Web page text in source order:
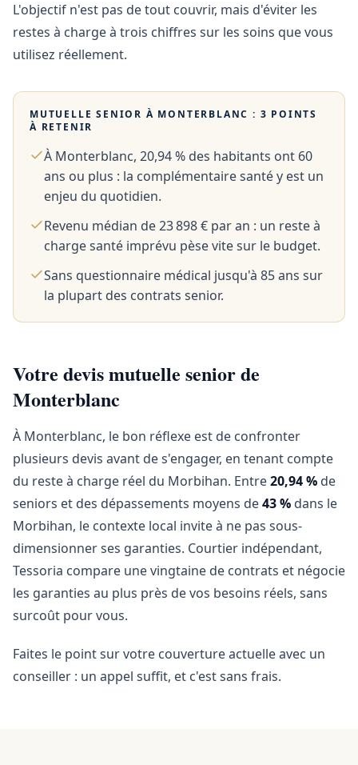
L'objectif n'est pas de tout couvrir, mais d'éviter les
restes à charge à trois chiffres sur les soins que vous
utilisez réellement.
MUTUELLE SENIOR À MONTERBLANC : 3 POINTS
À RETENIR
À Monterblanc, 20,94 % des habitants ont 60
ans ou plus : la complémentaire santé y est un
enjeu du quotidien.
Revenu médian de 23 898 € par an : un reste à
charge santé imprévu pèse vite sur le budget.
Sans questionnaire médical jusqu'à 85 ans sur
la plupart des contrats senior.
Votre devis mutuelle senior de
Monterblanc
À Monterblanc, le bon réflexe est de confronter
plusieurs devis avant de s'engager, en tenant compte
du reste à charge réel du Morbihan. Entre20,94 % de
seniors et des dépassements moyens de43 % dans le
Morbihan, le contexte local invite à ne pas sous-
dimensionner ses garanties. Courtier indépendant,
Tessoria compare une vingtaine de contrats et négocie
les garanties au plus près de vos besoins réels, sans
surcoût pour vous.
Faites le point sur votre couverture actuelle avec un
conseiller : un appel suffit, et c'est sans frais.